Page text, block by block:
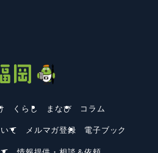
くらし まなび コラム
て メルマガ登録 電子ブック